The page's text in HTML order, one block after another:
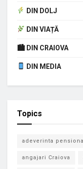
DIN DOLJ
DIN VIAȚĂ
🏙 DIN CRAIOVA
DIN MEDIA
Topics
adeverinta
angajari Craiova